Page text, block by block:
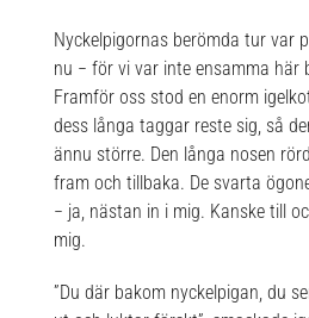
Nyckelpigornas berömda tur var
nu − för vi var inte ensamma här
Framför oss stod en enorm
dess långa taggar reste sig, så
ännu större. Den långa nosen
fram och tillbaka. De svarta
− ja, nästan in i mig. Kanske till
mig.
”Du där bakom nyckelpigan, du